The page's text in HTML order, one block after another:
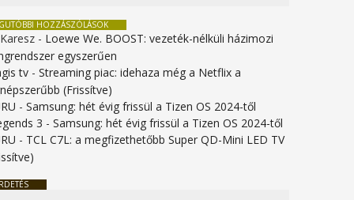
HOZZÁSZÓLÁSOK
- Loewe We. BOOST: vezeték-nélküli házimozi
egyszerűen
tv -Streaming piac: idehaza még a Netflix a
(Frissítve)
-Samsung: hét évig frissül a Tizen OS 2024-től
3 -Samsung: hét évig frissül a Tizen OS 2024-től
- TCL C7L: a megfizethetőbb Super QD-Mini LED TV